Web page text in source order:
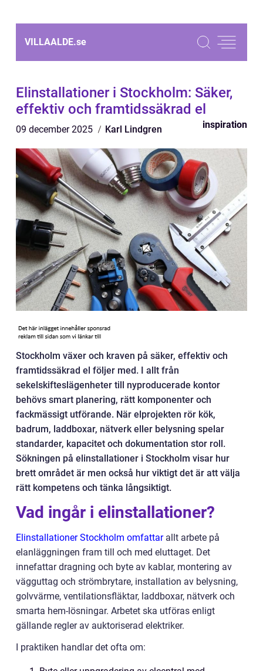
VILLAALDE.se
Elinstallationer i Stockholm: Säker,
effektiv och framtidssäkrad el
09 december 2025 Karl Lindgren inspiration
Stockholm växer och kraven på säker, effektiv och
framtidssäkrad el följer med. I allt från
sekelskifteslägenheter till nyproducerade kontor
behövs smart planering, rätt komponenter och
fackmässigt utförande. När elprojekten rör kök,
badrum, laddboxar, nätverk eller belysning spelar
standarder, kapacitet och dokumentation stor roll.
Sökningen på elinstallationer i Stockholm visar hur
brett området är men också hur viktigt det är att välja
rätt kompetens och tänka långsiktigt.
Vad ingår i elinstallationer?
Elinstallationer Stockholm omfattarallt arbete på
elanläggningen fram till och med eluttaget. Det
innefattar dragning och byte av kablar, montering av
vägguttag och strömbrytare, installation av belysning,
golvvärme, ventilationsfläktar, laddboxar, nätverk och
smarta hem-lösningar. Arbetet ska utföras enligt
gällande regler av auktoriserad elektriker.
I praktiken handlar det ofta om: